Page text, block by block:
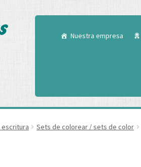
Nuestra empresa
Sets de colorear / sets de color